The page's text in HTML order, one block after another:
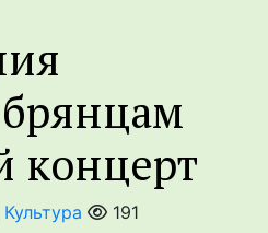
концерт
Культура 191